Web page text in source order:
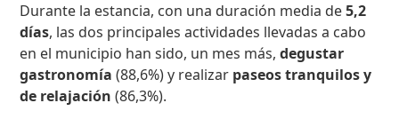
Durante la estancia, con una duración media de5,2
días, las dos principales actividades llevadas a cabo
en el municipio han sido, un mes más,degustar
gastronomía (88,6%) y realizar paseos tranquilos y
de relajación (86,3%).